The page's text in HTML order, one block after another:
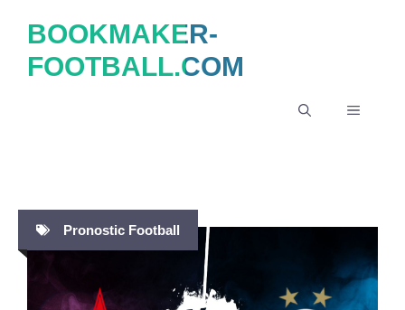
contenu
BOOKMAKER-
FOOTBALL.COM
MENU
Pronostic Football